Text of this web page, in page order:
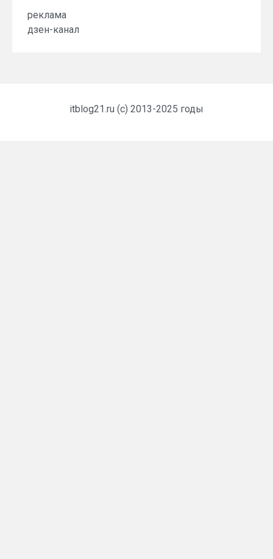
реклама
дзен-канал
itblog21.ru (c) 2013-2025 годы